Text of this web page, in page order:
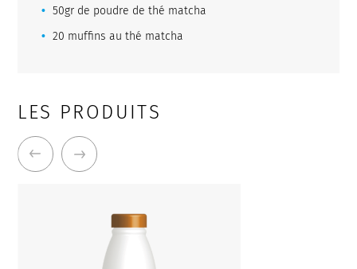
50gr de poudre de thé matcha
20 muffins au thé matcha
LES PRODUITS